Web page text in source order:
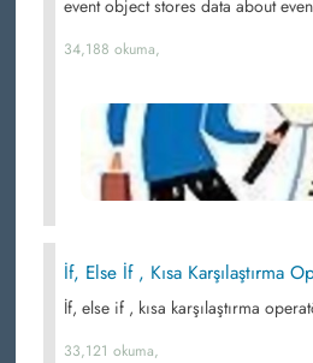
event object stores data about
34,188 okuma,
İf, Else İf , Kısa Karşılaştırma
İf, else if , kısa karşılaştırma
33,121 okuma,